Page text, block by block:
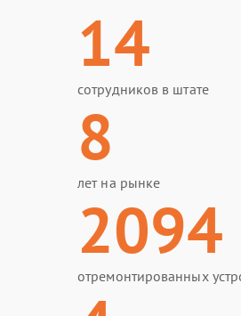
14
сотрудников в штате
8
лет на рынке
2094
отремонтированных